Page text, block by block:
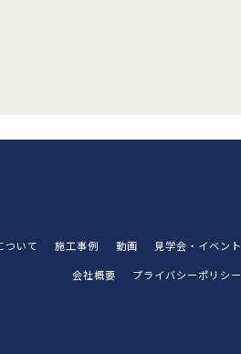
ついて 施工事例 動画 見学会・イベント
会社概要 プライバシーポリシー